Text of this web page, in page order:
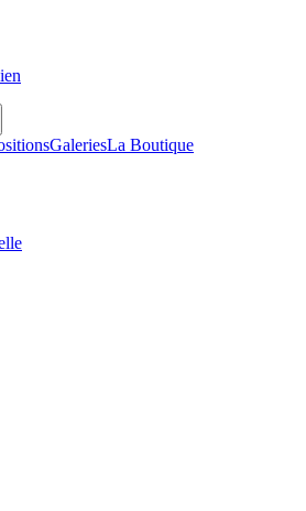
GaleriesLa Boutique